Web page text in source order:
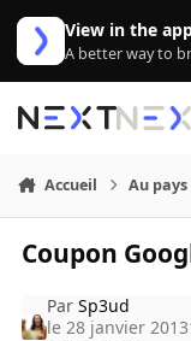
Aller au contenu
View in the
A better way to
Accueil Au
Coupon
ParSp3ud
le 28 janvier 2013